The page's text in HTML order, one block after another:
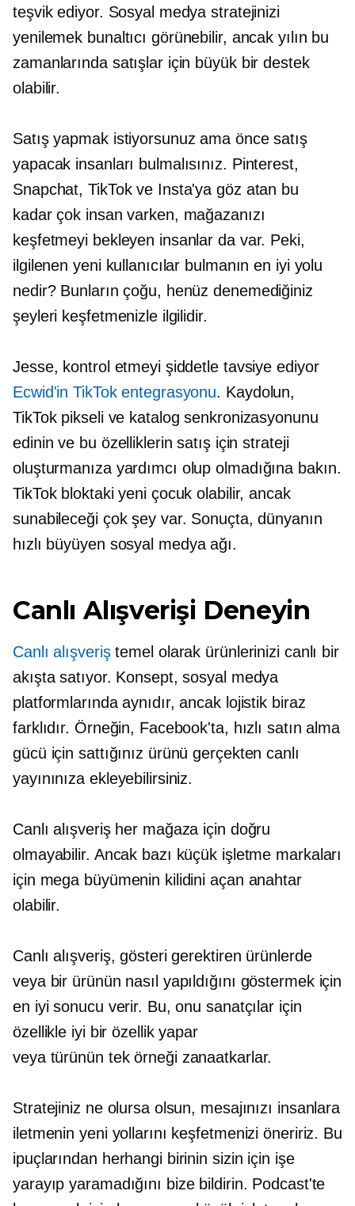
teşvik ediyor. Sosyal medya stratejinizi
yenilemek bunaltıcı görünebilir, ancak yılın bu
zamanlarında satışlar için büyük bir destek
olabilir.
Satış yapmak istiyorsunuz ama önce satış
yapacak insanları bulmalısınız. Pinterest,
Snapchat, TikTok ve Insta'ya göz atan bu
kadar çok insan varken, mağazanızı
keşfetmeyi bekleyen insanlar da var. Peki,
ilgilenen yeni kullanıcılar bulmanın en iyi yolu
nedir? Bunların çoğu, henüz denemediğiniz
şeyleri keşfetmenizle ilgilidir.
Jesse, kontrol etmeyi şiddetle tavsiye ediyor
Ecwid'in TikTok entegrasyonu. Kaydolun,
TikTok pikseli ve katalog senkronizasyonunu
edinin ve bu özelliklerin satış için strateji
oluşturmanıza yardımcı olup olmadığına bakın.
TikTok bloktaki yeni çocuk olabilir, ancak
sunabileceği çok şey var. Sonuçta, dünyanın
hızlı büyüyen sosyal medya ağı.
Canlı Alışverişi Deneyin
Canlı alışveriştemel olarak ürünlerinizi canlı bir
akışta satıyor. Konsept, sosyal medya
platformlarında aynıdır, ancak lojistik biraz
farklıdır. Örneğin, Facebook'ta, hızlı satın alma
gücü için sattığınız ürünü gerçekten canlı
yayınınıza ekleyebilirsiniz.
Canlı alışveriş her mağaza için doğru
olmayabilir. Ancak bazı küçük işletme markaları
için mega büyümenin kilidini açan anahtar
olabilir.
Canlı alışveriş, gösteri gerektiren ürünlerde
veya bir ürünün nasıl yapıldığını göstermek için
en iyi sonucu verir. Bu, onu sanatçılar için
özellikle iyi bir özellik yapar
veya türünün tek örneğizanaatkarlar.
Stratejiniz ne olursa olsun, mesajınızı insanlara
iletmenin yeni yollarını keşfetmenizi öneririz. Bu
ipuçlarından herhangi birinin sizin için işe
yarayıp yaramadığını bize bildirin. Podcast'te